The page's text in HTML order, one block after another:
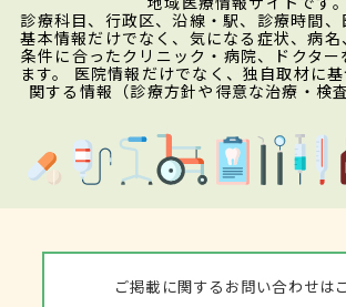
診療科目、行政区、沿線・駅、診療時間
基本情報だけでなく、気になる症状、病名
条件に合ったクリニック・病院、ドクタ
ます。 医院情報だけでなく、独自取材に
関する情報（診療方針や得意な治療・検
ご掲載に関するお問い合わせは